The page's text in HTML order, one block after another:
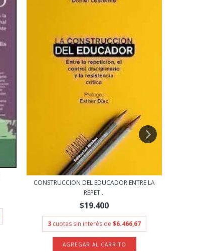
CONSTRUCCION DEL EDUCADOR ENTRE LA
REPET...
$19.400
3 cuotas sin interés de $6.466,67